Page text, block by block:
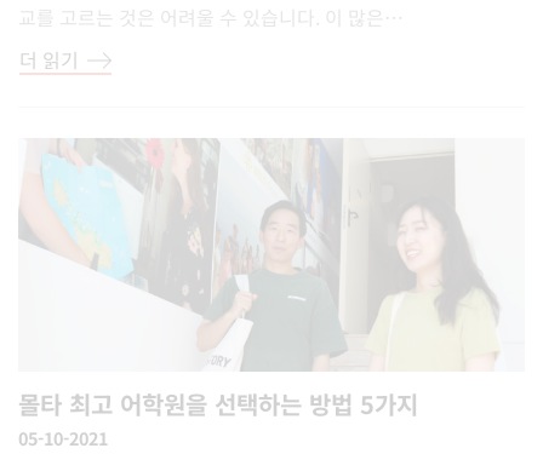
교를 고르는 것은 어려울 수 있습니다. 이 많은…
더 읽기
몰타 최고 어학원을 선택하는 방법 5가지
05-10-2021